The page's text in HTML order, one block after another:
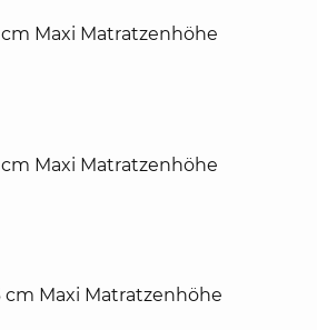
Maxi Matratzenhöhe
Maxi Matratzenhöhe
Maxi Matratzenhöhe